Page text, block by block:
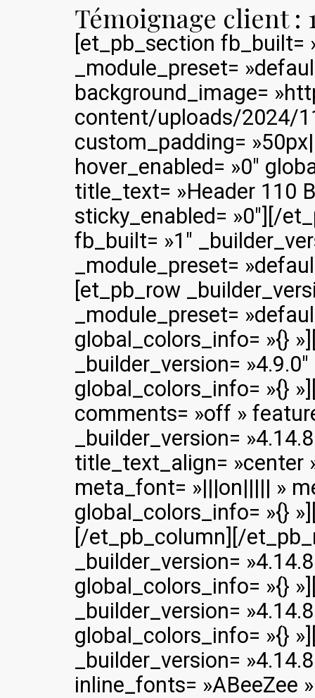
Témoignage client :
[et_pb_section fb_built=
_module_preset=
background_image=
content/uploads/2024/
custom_padding=
hover_enabled= »0″
title_text= »Header 110
sticky_enabled= »0″][/
fb_built= »1″
_module_preset=
[et_pb_row
_module_preset=
global_colors_info= »{}
_builder_version=
global_colors_info= »{}
comments= »off »
_builder_version=
title_text_align= »center
meta_font= »|||on||||| »
global_colors_info= »{}
[/et_pb_column][/
_builder_version=
global_colors_info= »{}
_builder_version=
global_colors_info= »{}
_builder_version=
inline_fonts= »ABeeZee